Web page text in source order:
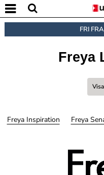
FRI
Freya
Freya Inspiration Freya